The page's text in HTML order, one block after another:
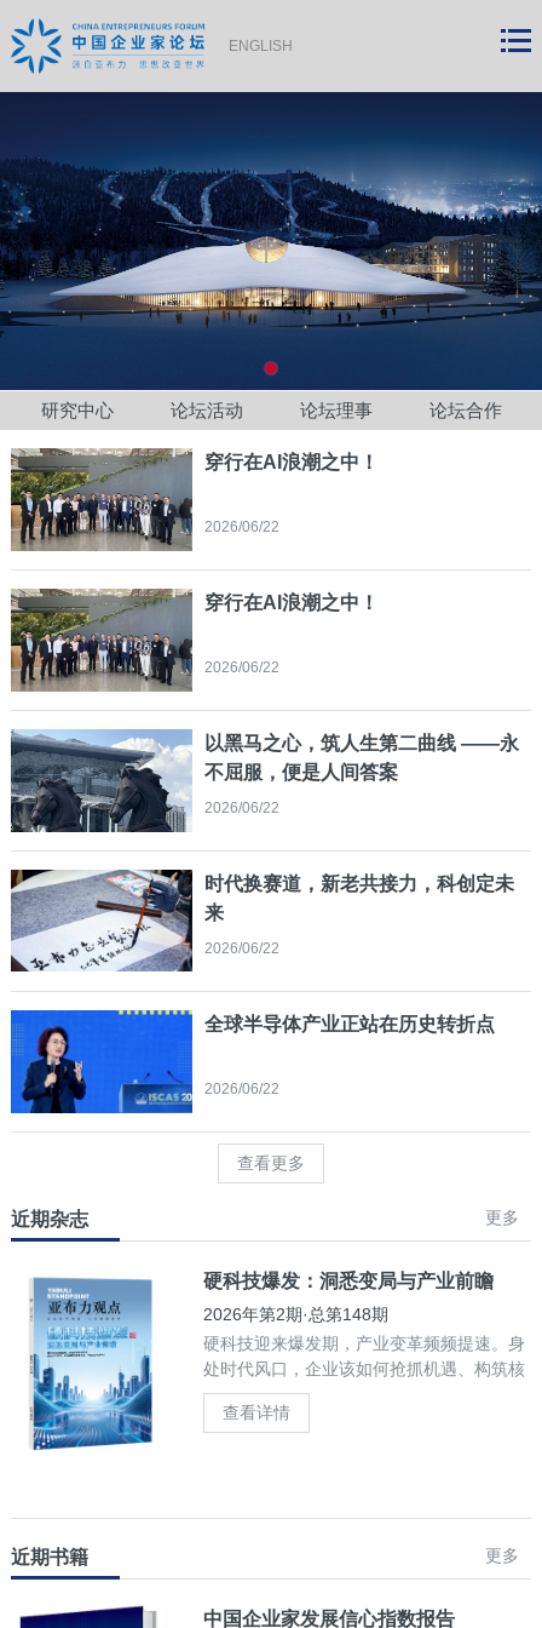
ENGLISH
研究中心 论坛活动 论坛理事 论坛合作
穿行在AI浪潮之中！
2026/06/22
穿行在AI浪潮之中！
2026/06/22
以黑马之心，筑人生第二曲线 ——永
不屈服，便是人间答案
2026/06/22
时代换赛道，新老共接力，科创定未
来
2026/06/22
全球半导体产业正站在历史转折点
2026/06/22
查看更多
近期杂志 更多
硬科技爆发：洞悉变局与产业前瞻
2026年第2期·总第148期
硬科技迎来爆发期，产业变革频频提速。身
处时代风口，企业该如何抢抓机遇、构筑核
心竞争力？
查看详情
近期书籍 更多
中国企业家发展信心指数报告